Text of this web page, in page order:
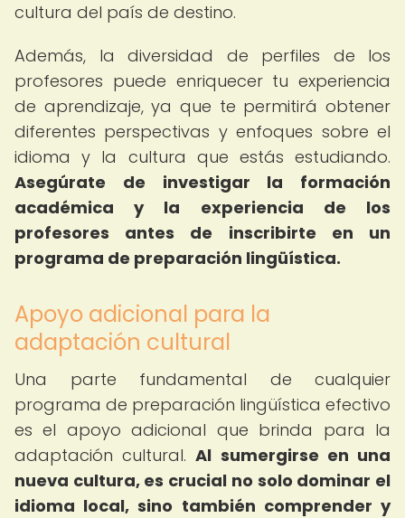
cultura del país de destino.
Además, la diversidad de perfiles de los
profesores puede enriquecer tu experiencia
de aprendizaje, ya que te permitirá obtener
diferentes perspectivas y enfoques sobre el
idioma y la cultura que estás estudiando.
Asegúrate de investigar la formación
académica y la experiencia de los
profesores antes de inscribirte en un
programa de preparación lingüística.
Apoyo adicional para la
adaptación cultural
Una parte fundamental de cualquier
programa de preparación lingüística efectivo
es el apoyo adicional que brinda para la
adaptación cultural.Al sumergirse en una
nueva cultura, es crucial no solo dominar el
idioma local, sino también comprender y